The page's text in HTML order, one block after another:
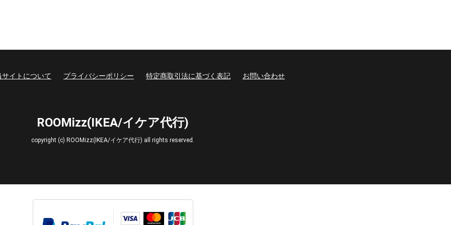
サイトについて プライバシーポリシー 特定商取引法に基づく表記 お問い合わせ
ROOMizz(IKEA/イケア代行)
copyright (c) ROOMizz(IKEA/イケア代行) all rights reserved.